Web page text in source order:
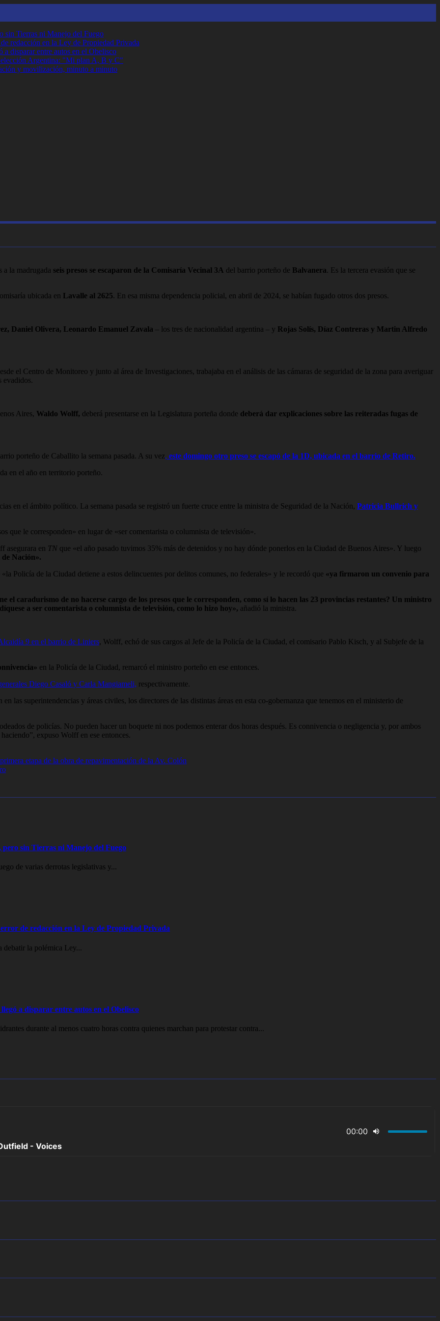
sin Tierras ni Manejo del Fuego
redacción en la Ley de Propiedad Privada
disparar entre autos en el Obelisco
Argentina: "Mi plan A, B y C"
y movilización, minuto a minuto
a la madrugada seis presos se escaparon de la Comisaría Vecinal 3A del barrio porteño de Balvanera. Es la tercera evasión que se
ubicada en Lavalle al 2625. En esa misma dependencia policial, en abril de 2024, se habían fugado otros dos presos.
Daniel Olivera, Leonardo Emanuel Zavala – los tres de nacionalidad argentina – y Rojas Solís, Díaz Contreras y Martin Alfredo
el Centro de Monitoreo y junto al área de Investigaciones, trabajaba en el análisis de las cámaras de seguridad de la zona para averiguar
evadidos.
Aires, Waldo Wolff, deberá presentarse en la Legislatura porteña donde deberá dar explicaciones sobre las reiteradas fugas de
porteño de Caballito la semana pasada. A su vez, este domingo otro preso se escapó de la 1D, ubicada en el barrio de Retiro.
en el año en territorio porteño.
en el ámbito político. La semana pasada se registró un fuerte cruce entre la ministra de Seguridad de la Nación, Patricia Bullrich y
que le corresponden» en lugar de «ser comentarista o columnista de televisión».
asegurara en TN que «el año pasado tuvimos 35% más de detenidos y no hay dónde ponerlos en la Ciudad de Buenos Aires». Y luego
de Nación».
Policía de la Ciudad detiene a estos delincuentes por delitos comunes, no federales» y le recordó que «ya firmaron un convenio para
el caradurismo de no hacerse cargo de los presos que le corresponden, como sí lo hacen las 23 provincias restantes? Un ministro
a ser comentarista o columnista de televisión, como lo hizo hoy», añadió la ministra.
9 en el barrio de Liniers, Wolff, echó de sus cargos al Jefe de la Policía de la Ciudad, el comisario Pablo Kisch, y al Subjefe de la
en la Policía de la Ciudad, remarcó el ministro porteño en ese entonces.
Diego Casaló y Carla Mangiameli, respectivamente.
las superintendencias y áreas civiles, los directores de las distintas áreas en esta co-gobernanza que tenemos en el ministerio de
de policías. No pueden hacer un boquete ni nos podemos enterar dos horas después. Es connivencia o negligencia y, por ambos
expuso Wolff en ese entonces.
etapa de la obra de repavimentación de la Av. Colón
pero sin Tierras ni Manejo del Fuego
de varias derrotas legislativas y...
de redacción en la Ley de Propiedad Privada
debatir la polémica Ley...
a disparar entre autos en el Obelisco
durante al menos cuatro horas contra quienes marchan para protestar contra...